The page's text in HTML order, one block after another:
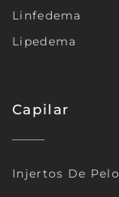
Linfedema
Lipedema
Capilar
Injertos De Pelo